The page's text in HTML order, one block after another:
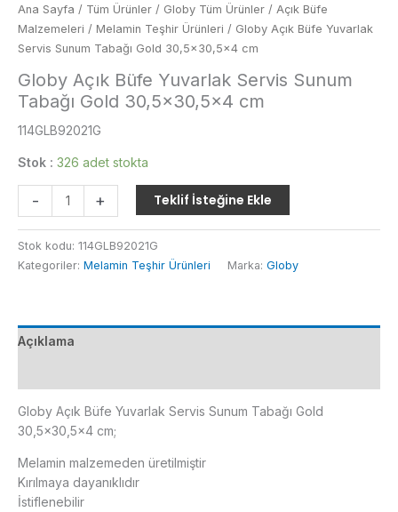
Ana Sayfa / Tüm Ürünler / Globy Tüm Ürünler / Açık Büfe
Malzemeleri / Melamin Teşhir Ürünleri / Globy Açık Büfe Yuvarlak
Servis Sunum Tabağı Gold 30,5×30,5×4 cm
Globy Açık Büfe Yuvarlak Servis Sunum
Tabağı Gold 30,5×30,5×4 cm
114GLB92021G
Stok : 326 adet stokta
-
Açık
Büfe
Yuvarlak
Servis
Gold
30,5x30,5x4
adet
+ Teklif İsteğine Ekle
Stok kodu: 114GLB92021G
Kategoriler: Melamin Teşhir Ürünleri Marka: Globy
Açıklama
Globy Açık Büfe Yuvarlak Servis Sunum Tabağı Gold
30,5×30,5×4 cm;
Melamin malzemeden üretilmiştir
Kırılmaya dayanıklıdır
İstiflenebilir